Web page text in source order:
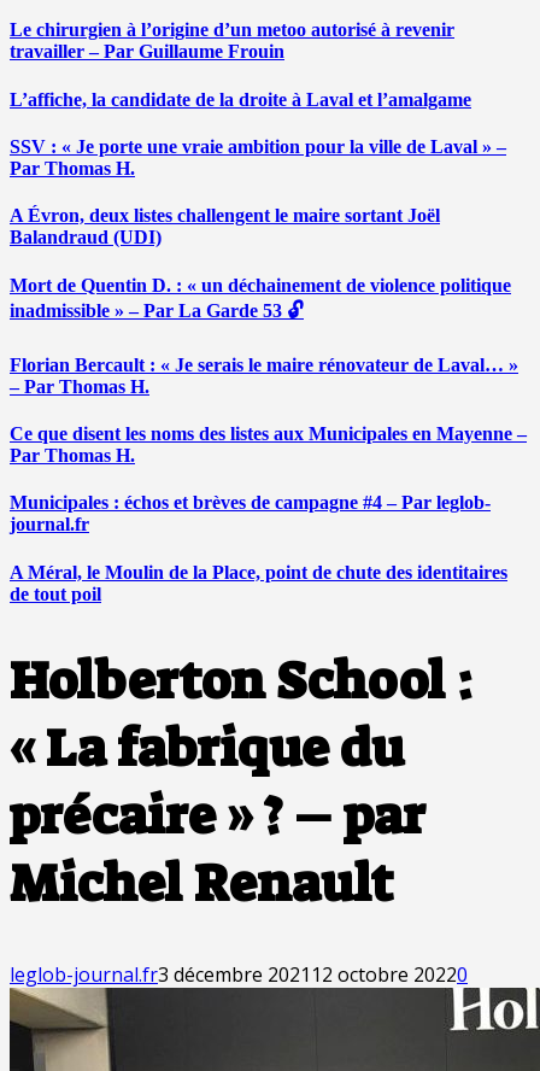
Le chirurgien à l’origine d’un metoo autorisé à revenir
travailler – Par Guillaume Frouin
L’affiche, la candidate de la droite à Laval et l’amalgame
SSV : « Je porte une vraie ambition pour la ville de Laval » –
Par Thomas H.
A Évron, deux listes challengent le maire sortant Joël
Balandraud (UDI)
Mort de Quentin D. : « un déchainement de violence politique
inadmissible » – Par La Garde 53 🔓
Florian Bercault : « Je serais le maire rénovateur de Laval… »
– Par Thomas H.
Ce que disent les noms des listes aux Municipales en Mayenne –
Par Thomas H.
Municipales : échos et brèves de campagne #4 – Par leglob-
journal.fr
A Méral, le Moulin de la Place, point de chute des identitaires
de tout poil
Holberton School :
« La fabrique du
précaire » ? – par
Michel Renault
leglob-journal.fr3 décembre 2021 12 octobre 20220